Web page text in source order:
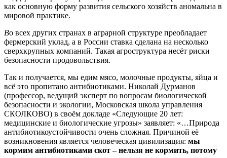
как основную форму развития сельского хозяйств аномальна в
мировой практике.
Во всех других странах в аграрной структуре преобладает
фермерский уклад, а в России ставка сделана на несколько
сверхкрупных компаний. Такая агроструктура несёт риски
безопасности продовольствия.
Так и получается, мы едим мясо, молочные продукты, яйца и
всё это пропитано антибиотиками. Николай Дурманов
(профессор, ведущий эксперт по вопросам биологической
безопасности и экологии, Московская школа управления
СКОЛКОВО) в своём докладе «Следующие 20 лет:
медицинские и биологические угрозы» заявляет: «…Природа
антибиотикоустойчивости очень сложная. Причиной её
возникновения является человеческая цивилизация: мы
кормим антибиотиками скот – нельзя не кормить, потому